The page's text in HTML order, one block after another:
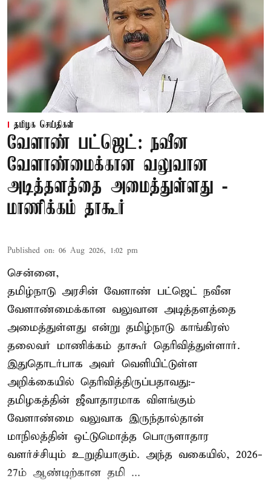
தமிழக செய்திகள்
வேளாண் பட்ஜெட்: நவீன
வேளாண்மைக்கான வலுவான
அடித்தளத்தை அமைத்துள்ளது -
மாணிக்கம் தாகூர்
Published on: 06 Aug 2026, 1:02 pm
சென்னை,
தமிழ்நாடு அரசின் வேளாண் பட்ஜெட் நவீன
வேளாண்மைக்கான வலுவான அடித்தளத்தை
அமைத்துள்ளது என்று தமிழ்நாடு காங்கிரஸ்
தலைவர் மாணிக்கம் தாகூர் தெரிவித்துள்ளார்.
இதுதொடர்பாக அவர் வெளியிட்டுள்ள
அறிக்கையில் தெரிவித்திருப்பதாவது:-
தமிழகத்தின் ஜீவாதாரமாக விளங்கும்
வேளாண்மை வலுவாக இருந்தால்தான்
மாநிலத்தின் ஒட்டுமொத்த பொருளாதார
வளர்ச்சியும் உறுதியாகும். அந்த வகையில், 2026-
27ம் ஆண்டிற்கான தமி ...